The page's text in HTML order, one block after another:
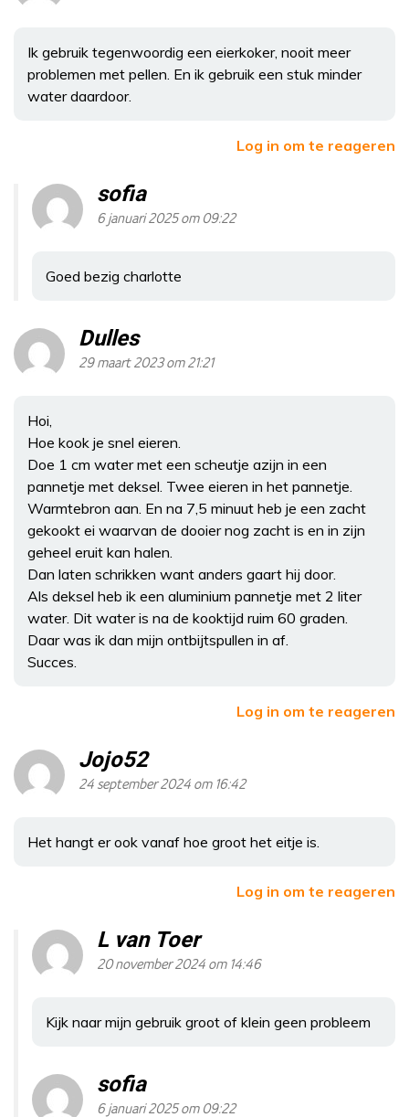
Ik gebruik tegenwoordig een eierkoker, nooit meer
problemen met pellen. En ik gebruik een stuk minder
water daardoor.
Log in om te reageren
sofia
6 januari 2025 om 09:22
Goed bezig charlotte
Dulles
29 maart 2023 om 21:21
Hoi,
Hoe kook je snel eieren.
Doe 1 cm water met een scheutje azijn in een
pannetje met deksel. Twee eieren in het pannetje.
Warmtebron aan. En na 7,5 minuut heb je een zacht
gekookt ei waarvan de dooier nog zacht is en in zijn
geheel eruit kan halen.
Dan laten schrikken want anders gaart hij door.
Als deksel heb ik een aluminium pannetje met 2 liter
water. Dit water is na de kooktijd ruim 60 graden.
Daar was ik dan mijn ontbijtspullen in af.
Succes.
Log in om te reageren
Jojo52
24 september 2024 om 16:42
Het hangt er ook vanaf hoe groot het eitje is.
Log in om te reageren
L van Toer
20 november 2024 om 14:46
Kijk naar mijn gebruik groot of klein geen probleem
sofia
6 januari 2025 om 09:22